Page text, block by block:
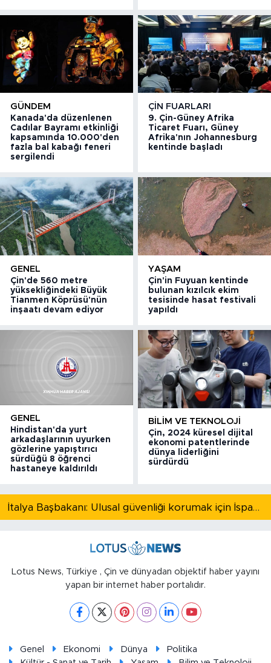
GÜNDEM
Kanada'da düzenlenen
Cadılar Bayramı etkinliği
kapsamında 10.000'den
fazla bal kabağı feneri
sergilendi
ÇIN FUARLARI
9. Çin-Güney Afrika
Ticaret Fuarı, Güney
Afrika'nın Johannesburg
kentinde başladı
GENEL
Çin'de 560 metre
yüksekliğindeki Büyük
Tianmen Köprüsü'nün
inşaatı devam ediyor
YAŞAM
Çin'in Fuyuan kentinde
bulunan kızılcık ekim
tesisinde hasat festivali
yapıldı
GENEL
Hindistan'da yurt
arkadaşlarının uyurken
gözlerine yapıştırıcı
sürdüğü 8 öğrenci
hastaneye kaldırıldı
BILIM VE TEKNOLOJI
Çin, 2024 küresel dijital
ekonomi patentlerinde
dünya liderliğini
sürdürdü
İtalya Başbakanı: Ulusal güvenliği korumak için İspanya ile Schengen kapsamındaki serbest dolaşımı askıya alıyoruz
Lotus News, Türkiye , Çin ve dünyadan objektif haber yayını
yapan bir internet haber portalıdır.
Genel Ekonomi Dünya
Politika